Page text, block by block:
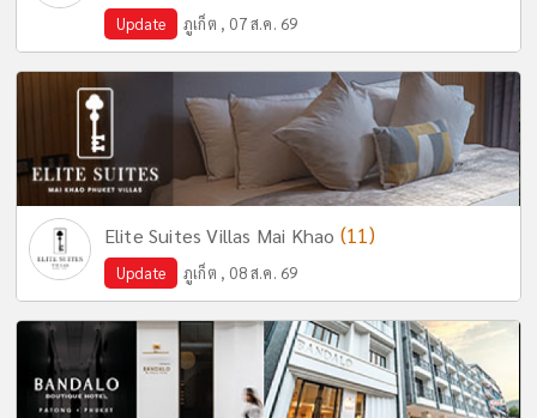
Update ภูเก็ต , 07 ส.ค. 69
Elite Suites Villas Mai Khao (11)
Update ภูเก็ต , 08 ส.ค. 69